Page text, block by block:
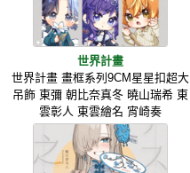
世界計畫
世界計畫 畫框系列9CM星星扣超大
吊飾 東彌 朝比奈真冬 曉山瑞希 東
雲彰人 東雲繪名 宵崎奏